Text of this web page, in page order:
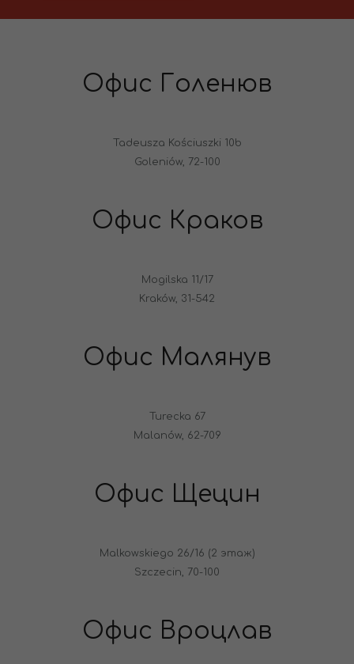
Офис Голенюв
Tadeusza Kościuszki 10b
Goleniów, 72-100
Офис Краков
Mogilska 11/17
Kraków, 31-542
Офис Малянув
Turecka 67
Malanów, 62-709
Офис Щецин
Malkowskiego 26/16 (2 этаж)
Szczecin, 70-100
Офис Вроцлав